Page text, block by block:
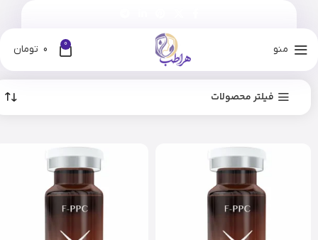
منو 0
0 تومان
فیلتر محصولات